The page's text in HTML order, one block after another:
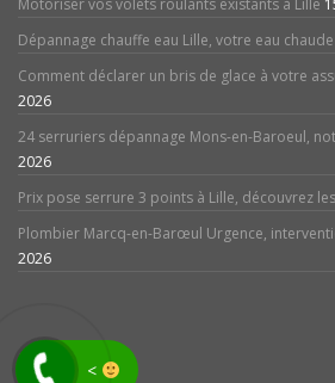
Motoriser vos volets roulants existants à Lille
Dépannage chauffe eau Lille, votre eau
Comment déclarer un bris de glace à votre
2026
24 serruriers dépannage Mons-en-Baroeul,
2026
Prix pose serrure 3 points à Lille, découvrez
Plombier Marcq-en-Barœul Urgence,
2026
avis
<